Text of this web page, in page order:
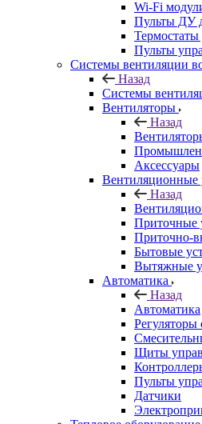
Wi-Fi
Пульты ДУ
Термостаты
Пульты
Системы вентиляции
Назад
Системы
Вентиляторы
Назад
Аксессуары
Вентиляционные
Назад
Приточные
Приточно-
Бытовые
Вытяжные
Автоматика
Назад
Автоматика
Регуляторы
Щиты
Пульты
Датчики